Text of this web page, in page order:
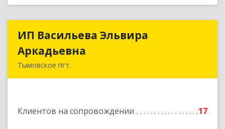
ИП Васильева Эльвира
Аркадьевна
Тымовское пгт.
Клиентов на сопровождении 17
ИП Васильева Эльвира